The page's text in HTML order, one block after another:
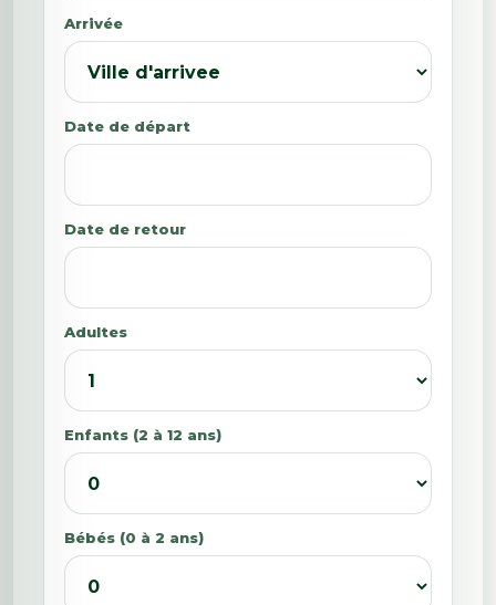
Arrivée
Date de départ
Date de retour
Adultes
Enfants (2 à 12 ans)
Bébés (0 à 2 ans)